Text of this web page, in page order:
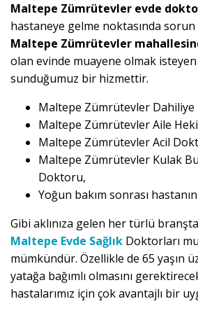
Maltepe Zümrütevler evde
hastaneye gelme noktasında sorun
Maltepe Zümrütevler
olan evinde muayene olmak
sunduğumuz bir hizmettir.
Maltepe Zümrütevler
Maltepe Zümrütevler Aile
Maltepe Zümrütevler Acil
Maltepe Zümrütevler Kulak
Doktoru,
Yoğun bakım sonrası
Gibi aklınıza gelen her türlü
Maltepe Evde Sağlık Doktorları
mümkündür. Özellikle de 65 yaşın
yatağa bağımlı olmasını
hastalarımız için çok avantajlı bir